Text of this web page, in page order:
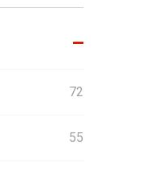
72
55